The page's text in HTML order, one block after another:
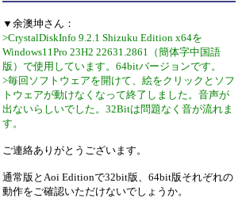
▼余澳坤さん：
>CrystalDiskInfo 9.2.1 Shizuku Edition x64を
Windows11Pro 23H2 22631.2861（簡体字中国語
版）で使用しています。64bitバージョンです。
>毎回ソフトウェアを開けて、絵をクリックとソフ
トウェアが動けなくなって終了しました。音声が
出ないらしいでした。32Bitは問題なく音が流れま
す。
ご連絡ありがとうございます。
通常版とAoi Editionで32bit版、64bit版それぞれの
動作をご確認いただけないでしょうか。